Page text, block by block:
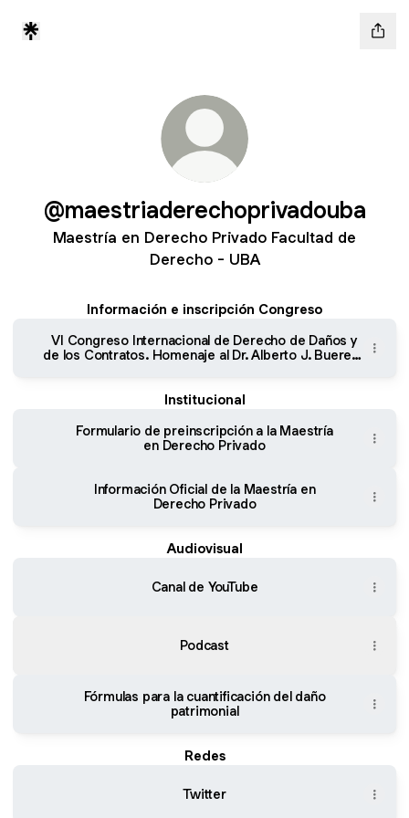
@maestriaderechoprivadouba
Maestría en Derecho Privado Facultad de
Derecho - UBA
Información e inscripción Congreso
VI Congreso Internacional de Derecho de Daños y
de los Contratos. Homenaje al Dr. Alberto J. Bueres |
Institucional
Formulario de preinscripción a la Maestría
en Derecho Privado
Información Oficial de la Maestría en
Derecho Privado
Audiovisual
Canal de YouTube
Podcast
Fórmulas para la cuantificación del daño
patrimonial
Redes
Twitter